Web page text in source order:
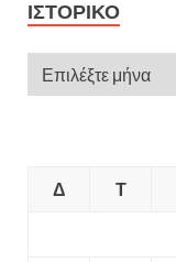
ΙΣΤΟΡΙΚΌ
Δ
Τ